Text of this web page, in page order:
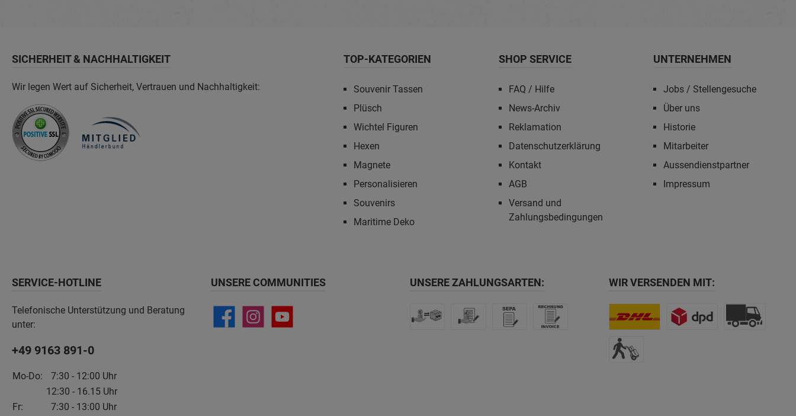
SICHERHEIT & NACHHALTIGKEIT
Wir legen Wert auf Sicherheit, Vertrauen und Nachhaltigkeit:
TOP-KATEGORIEN
Souvenir Tassen
Plüsch
Wichtel Figuren
Hexen
Magnete
Personalisieren
Souvenirs
Maritime Deko
SHOP SERVICE
FAQ / Hilfe
News-Archiv
Reklamation
Datenschutzerklärung
Kontakt
AGB
Versand und
Zahlungsbedingungen
UNTERNEHMEN
Jobs / Stellengesuche
Über uns
Historie
Mitarbeiter
Aussendienstpartner
Impressum
SERVICE-HOTLINE
Telefonische Unterstützung und Beratung
unter:
+49 9163 891-0
Mo-Do:
7:30 - 12:00 Uhr
12:30 - 16.15 Uhr
Fr:
7:30 - 13:00 Uhr
UNSERE COMMUNITIES UNSERE ZAHLUNGSARTEN: WIR VERSENDEN MIT: